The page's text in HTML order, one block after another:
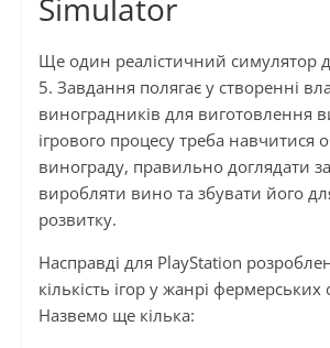
Ще один реалістичний симулятор
5. Завдання полягає у створенні
виноградників для виготовлення
ігрового процесу треба навчитися
винограду, правильно доглядати
виробляти вино та збувати його
розвитку.
Насправді для PlayStation
кількість ігор у жанрі фермерських
Назвемо ще кілька: